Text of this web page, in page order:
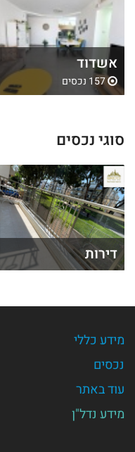
אשדוד
157 נכסים
סוגי נכסים
דירות
מידע כללי
נכסים
עוד באתר
מידע נדל"ן